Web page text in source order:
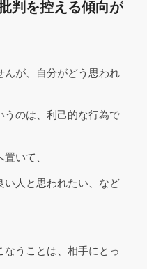
判を控える傾向が
んが、自分がどう思われ
うのは、利己的な行為で
いて、
い人と思われたい、など
うことは、相手にとっ